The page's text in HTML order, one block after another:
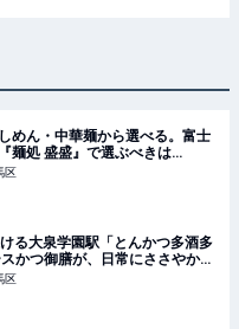
めん・中華麺から選べる。富士
麺処 盛盛』で選ぶべきは…
区
る大泉学園駅「とんかつ多酒多
かつ御膳が、日常にささやかな
区